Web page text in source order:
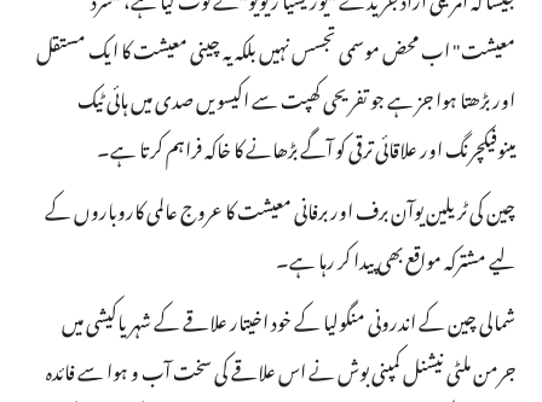
معیشت" اب محض موسمی تجسس نہیں بلکہ یہ چینی معیشت کا ایک مستقل
اور بڑھتا ہوا جز ہے جو تفریحی کھپت سے اکیسویں صدی میں ہائی ٹیک
مینوفیکچرنگ اور علاقائی ترقی کو آگے بڑھانے کا خاکہ فراہم کرتا ہے۔
چین کی ٹریلین یوآن برف اور برفانی معیشت کا عروج عالمی کاروباروں کے
لیے مشترکہ مواقع بھی پیدا کر رہا ہے۔
شمالی چین کے اندرونی منگولیا کے خود اخیتار علاقے کے شہر یاکیشی میں
جرمن ملٹی نیشنل کمپنی بوش نے اس علاقے کی سخت آب و ہوا سے فائدہ